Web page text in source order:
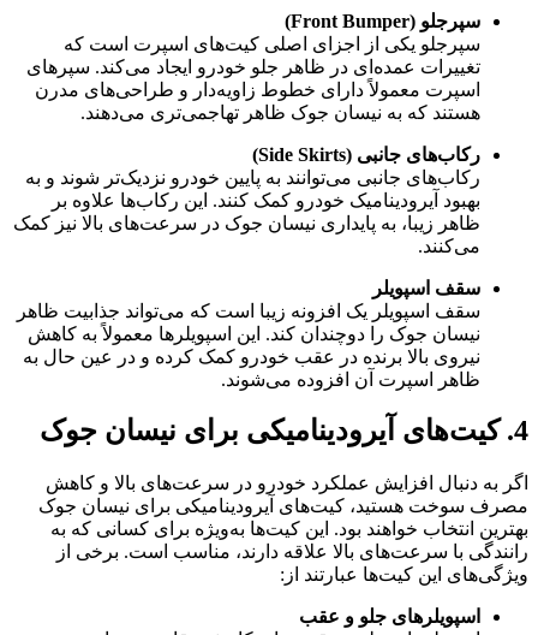
سپرجلو (Front Bumper)
سپرجلو یکی از اجزای اصلی کیت‌های اسپرت است که
تغییرات عمده‌ای در ظاهر جلو خودرو ایجاد می‌کند. سپرهای
اسپرت معمولاً دارای خطوط زاویه‌دار و طراحی‌های مدرن
هستند که به نیسان جوک ظاهر تهاجمی‌تری می‌دهند.
رکاب‌های جانبی (Side Skirts)
رکاب‌های جانبی می‌توانند به پایین خودرو نزدیک‌تر شوند و به
بهبود آیرودینامیک خودرو کمک کنند. این رکاب‌ها علاوه بر
ظاهر زیبا، به پایداری نیسان جوک در سرعت‌های بالا نیز کمک
می‌کنند.
سقف اسپویلر
سقف اسپویلر یک افزونه زیبا است که می‌تواند جذابیت ظاهر
نیسان جوک را دوچندان کند. این اسپویلرها معمولاً به کاهش
نیروی بالا برنده در عقب خودرو کمک کرده و در عین حال به
ظاهر اسپرت آن افزوده می‌شوند.
4. کیت‌های آیرودینامیکی برای نیسان جوک
اگر به دنبال افزایش عملکرد خودرو در سرعت‌های بالا و کاهش
مصرف سوخت هستید، کیت‌های آیرودینامیکی برای نیسان جوک
بهترین انتخاب خواهند بود. این کیت‌ها به‌ویژه برای کسانی که به
رانندگی با سرعت‌های بالا علاقه دارند، مناسب است. برخی از
ویژگی‌های این کیت‌ها عبارتند از:
اسپویلرهای جلو و عقب